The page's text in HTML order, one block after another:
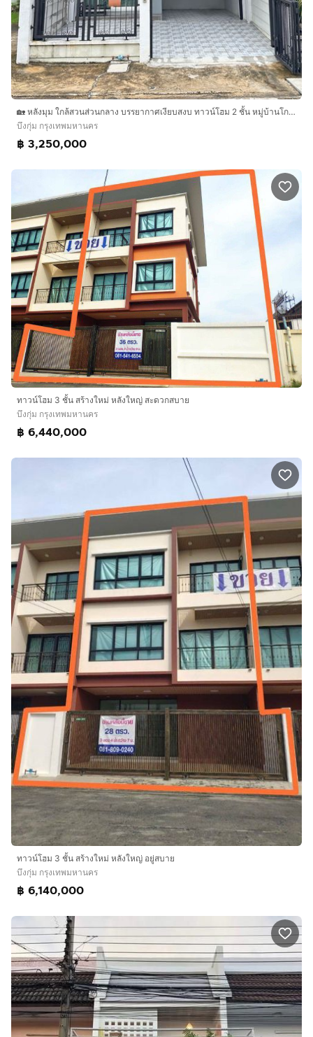
🏡 หลังมุม ใกล้สวนส่วนกลาง บรรยากาศเงียบสงบ ทาวน์โฮม 2 ชั้น หมู่บ้านโกลเด้น ทาวน์ 3 ลาดพร้าว - เกษตรนวมินทร์
บึงกุ่ม กรุงเทพมหานคร
฿ 3,250,000
ทาวน์โฮม 3 ชั้น สร้างใหม่ หลังใหญ่ สะดวกสบาย
บึงกุ่ม กรุงเทพมหานคร
฿ 6,440,000
ทาวน์โฮม 3 ชั้น สร้างใหม่ หลังใหญ่ อยู่สบาย
บึงกุ่ม กรุงเทพมหานคร
฿ 6,140,000